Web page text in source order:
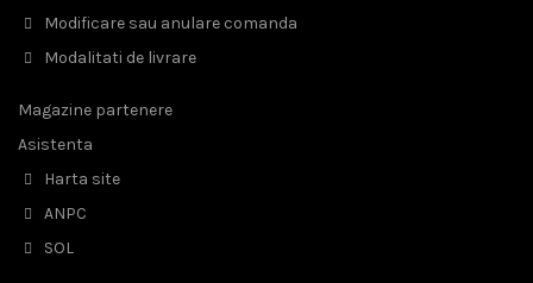
Modificare sau anulare comanda
Modalitati de livrare
Magazine partenere
Asistenta
Harta site
ANPC
SOL